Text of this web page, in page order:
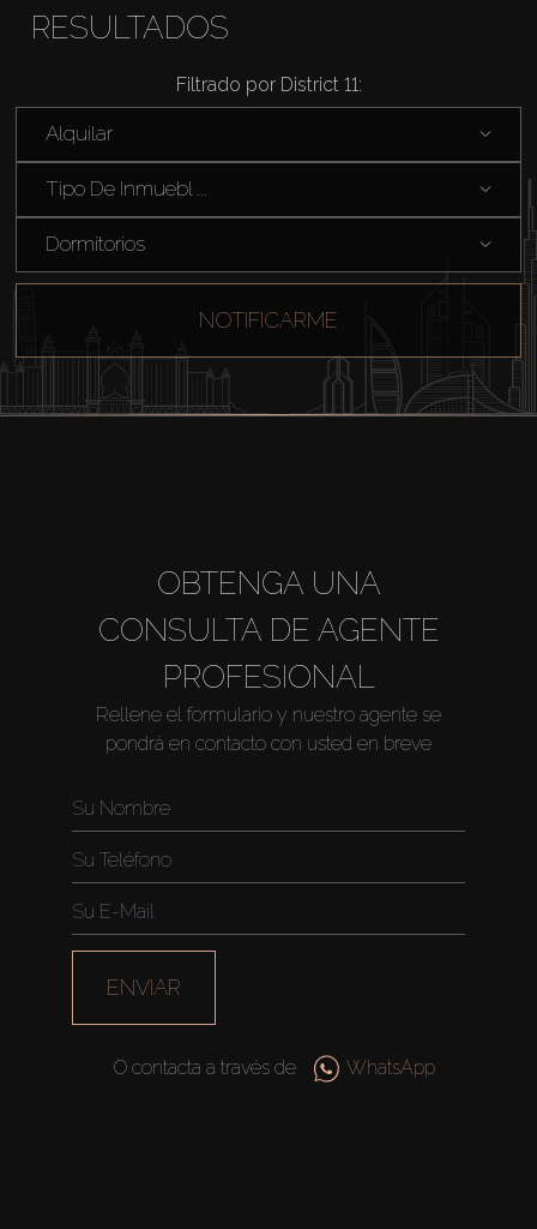
RESULTADOS
Filtrado por District 11:
Alquilar
Tipo De Inmuebl ...
Dormitorios
NOTIFICARME
OBTENGA UNA
CONSULTA DE AGENTE
PROFESIONAL
Rellene el formulario y nuestro agente se
pondrá en contacto con usted en breve
ENVIAR
O contacta a través de WhatsApp